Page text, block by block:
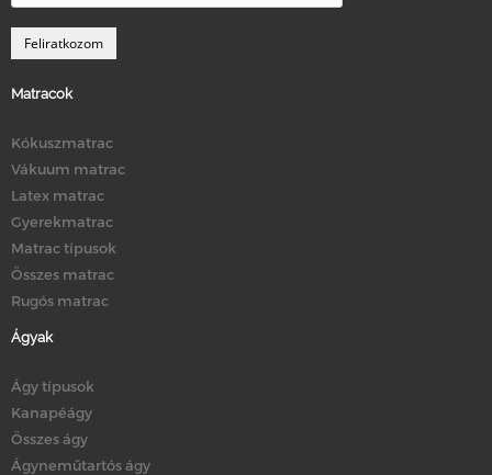
Matracok
Kókuszmatrac
Vákuum matrac
Latex matrac
Gyerekmatrac
Matrac típusok
Összes matrac
Rugós matrac
Ágyak
Ágy típusok
Kanapéágy
Összes ágy
Ágyneműtartós ágy